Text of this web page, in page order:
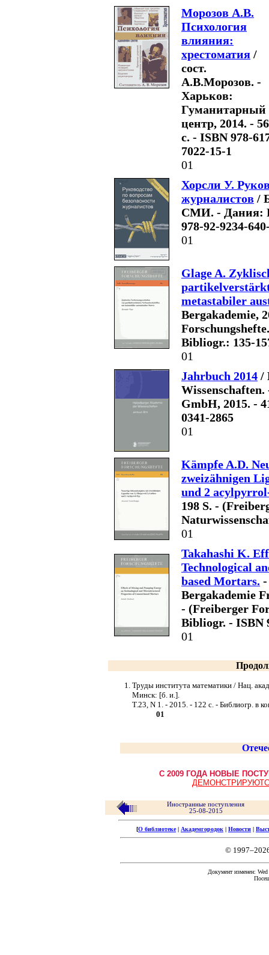
Морозов А.В.
Психология
влияния:
хрестоматия /
сост.
А.В.Морозов. -
Харьков:
Гуманитарный
центр, 2014. -
с. - ISBN 978-
7022-15-1
01
Хорсли У.
журналистов /
СМИ. - Дания:
978-92-9234-
01
Glage A.
metastabiler
Bergakademie,
Bibliogr.: 135-
01
Jahrbuch 2014 /
GmbH, 2015. -
0341-2865
01
Kämpfe A.D.
zweizähnigen
und 2
198 S. -
01
Takahashi K.
Technological
based Mortars.
Bergakademie
- (Freiberger
Bibliogr. - ISBN
01
Труды института математики / Нац.
Минск: [б. и.].
Т.23, N 1. - 2015. - 122 с. - Библиогр. в
01
С 2009 ГОДА НОВЫЕ
Иностранные поступления
25-08-2015
[О библиотеке| Академгородок | Новости |
©
Документ изменен: